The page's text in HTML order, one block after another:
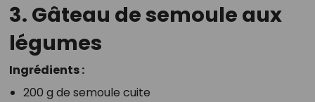
3. Gâteau de semoule aux
légumes
Ingrédients :
200 g de semoule cuite